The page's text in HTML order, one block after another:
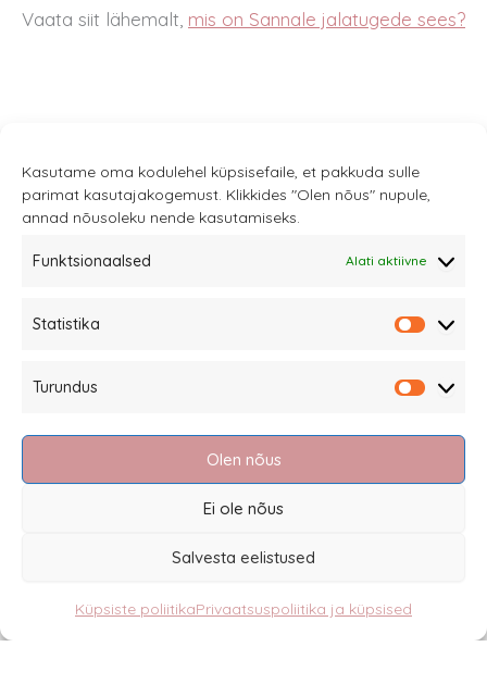
Kasutame oma kodulehel küpsisefaile, et pakkuda sulle
parimat kasutajakogemust. Klikkides "Olen nõus" nupule,
annad nõusoleku nende kasutamiseks.
Funktsionaalsed Alati aktiivne
Statistika
Turundus
Olen nõus
Ei ole nõus
Salvesta eelistused
Küpsiste poliitikaPrivaatsuspoliitika ja küpsised
Vaata siit lähemalt, mis on Sannale jalatugede sees?
Müügitingimused
Kauba tagastamine